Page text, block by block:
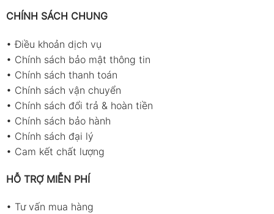
CHÍNH SÁCH CHUNG
•Điều khoản dịch vụ
• Chính sách bảo mật thông tin
• Chính sách thanh toán
• Chính sách vận chuyển
• Chính sách đổi trả & hoàn tiền
• Chính sách bảo hành
• Chính sách đại lý
• Cam kết chất lượng
HỖ TRỢ MIỄN PHÍ
• Tư vấn mua hàng